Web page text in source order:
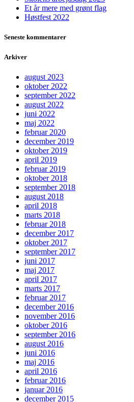
Et år mere med grønt flag
Høstfest 2022
Seneste kommentarer
Arkiver
august 2023
oktober 2022
september 2022
august 2022
juni 2022
maj 2022
februar 2020
december 2019
oktober 2019
april 2019
februar 2019
oktober 2018
september 2018
august 2018
april 2018
marts 2018
februar 2018
december 2017
oktober 2017
september 2017
juni 2017
maj 2017
april 2017
marts 2017
februar 2017
december 2016
november 2016
oktober 2016
september 2016
august 2016
juni 2016
maj 2016
april 2016
februar 2016
januar 2016
december 2015